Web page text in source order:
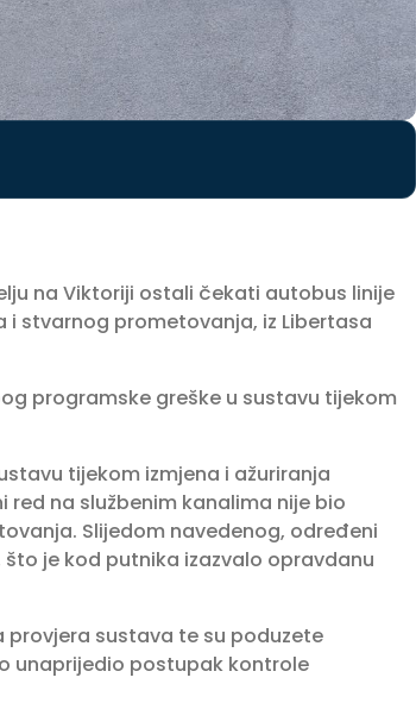
na Viktoriji ostali čekati autobus linije
i stvarnog prometovanja, iz Libertasa
programske greške u sustavu tijekom
tijekom izmjena i ažuriranja
na službenim kanalima nije bio
Slijedom navedenog, određeni
je kod putnika izazvalo opravdanu
provjera sustava te su poduzete
unaprijedio postupak kontrole